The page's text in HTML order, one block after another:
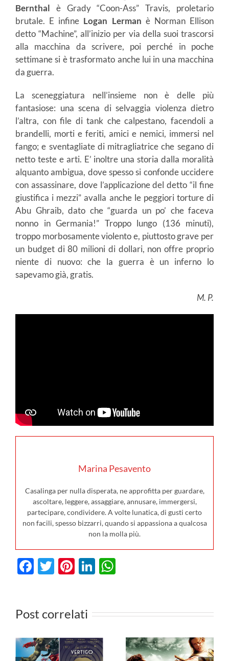
Bernthal è Grady “Coon-Ass” Travis, proletario
brutale. E infine Logan Lerman è Norman Ellison
detto “Machine”, all’inizio per via della suoi trascorsi
alla macchina da scrivere, poi perché in poche
settimane si è trasformato anche lui in una macchina
da guerra.
La sceneggiatura nell’insieme non è delle più
fantasiose: una scena di selvaggia violenza dietro
l’altra, con file di tank che calpestano, facendoli a
brandelli, morti e feriti, amici e nemici, immersi nel
fango; e sventagliate di mitragliatrice che segano di
netto teste e arti. E’ inoltre una storia dalla moralità
alquanto ambigua, dove spesso si confonde uccidere
con assassinare, dove l’applicazione del detto “il fine
giustifica i mezzi” avalla anche le peggiori torture di
Abu Ghraib, dato che “guarda un po’ che faceva
nonno in Germania!” Troppo lungo (136 minuti),
troppo morbosamente violento e, piuttosto grave per
un budget di 80 milioni di dollari, non offre proprio
niente di nuovo: che la guerra è un inferno lo
sapevamo già, gratis.
M. P.
Marina Pesavento
Casalinga per nulla disperata, ne approfitta per guardare,
ascoltare, leggere, assaggiare, annusare, immergersi,
partecipare, condividere. A volte lunatica, di gusti certo
non facili, spesso bizzarri, quando si appassiona a qualcosa
non la molla più.
Facebook
Twitter
Pinterest
LinkedIn
Post correlati
uscita al
cinema il 6
agosto: da
I film da
vedere in TV